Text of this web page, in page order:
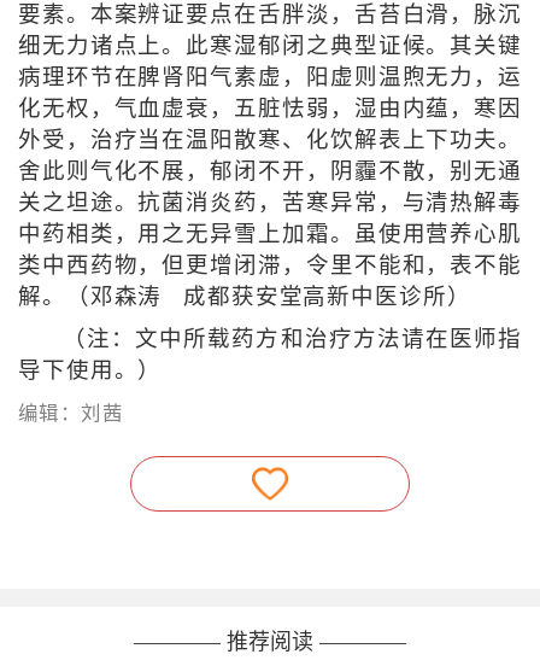
要素。本案辨证要点在舌胖淡，舌苔白滑，脉沉
细无力诸点上。此寒湿郁闭之典型证候。其关键
病理环节在脾肾阳气素虚，阳虚则温煦无力，运
化无权，气血虚衰，五脏怯弱，湿由内蕴，寒因
外受，治疗当在温阳散寒、化饮解表上下功夫。
舍此则气化不展，郁闭不开，阴霾不散，别无通
关之坦途。抗菌消炎药，苦寒异常，与清热解毒
中药相类，用之无异雪上加霜。虽使用营养心肌
类中西药物，但更增闭滞，令里不能和，表不能
解。（邓森涛 成都获安堂高新中医诊所）
（注：文中所载药方和治疗方法请在医师指
导下使用。）
编辑：刘茜
———— 推荐阅读 ————